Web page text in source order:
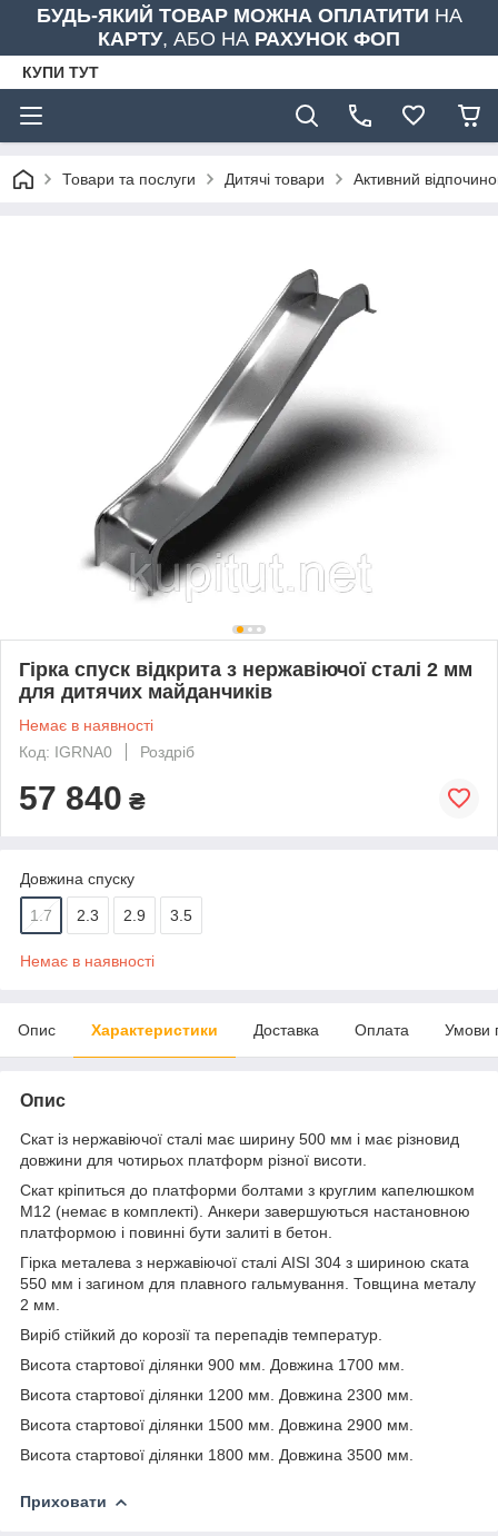
БУДЬ-ЯКИЙ ТОВАР МОЖНА ОПЛАТИТИ НА
КАРТУ, АБО НА РАХУНОК ФОП
КУПИ ТУТ
Товари та послуги Дитячі товари Активний
Гірка спуск відкрита з нержавіючої сталі 2 мм
для дитячих майданчиків
Немає в наявності
Код: IGRNA0
Роздріб
57 840 ₴
Довжина спуску
1.7 2.3 2.9 3.5
Немає в наявності
Опис Характеристики Доставка Оплата Умови
Опис
Скат із нержавіючої сталі має ширину 500 мм і має різновид
довжини для чотирьох платформ різної висоти.
Скат кріпиться до платформи болтами з круглим капелюшком
М12 (немає в комплекті). Анкери завершуються настановною
платформою і повинні бути залиті в бетон.
Гірка металева з нержавіючої сталі AISI 304 з шириною ската
550 мм і загином для плавного гальмування. Товщина металу
2 мм.
Виріб стійкий до корозії та перепадів температур.
Висота стартової ділянки 900 мм. Довжина 1700 мм.
Висота стартової ділянки 1200 мм. Довжина 2300 мм.
Висота стартової ділянки 1500 мм. Довжина 2900 мм.
Висота стартової ділянки 1800 мм. Довжина 3500 мм.
Приховати